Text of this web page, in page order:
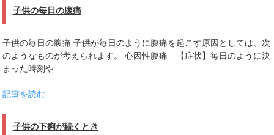
子供の毎日の腹痛
子供の毎日の腹痛 子供が毎日のように腹痛を起こす原因としては、次
のようなものが考えられます。 心因性腹痛 【症状】毎日のように決
まった時刻や
記事を読む
子供の下痢が続くとき